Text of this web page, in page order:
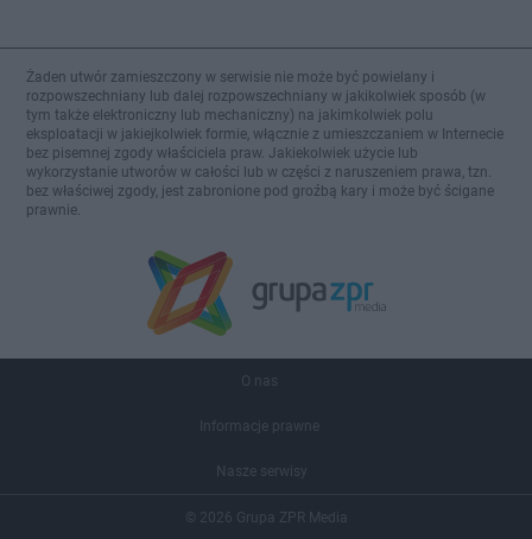
Żaden utwór zamieszczony w serwisie nie może być powielany i
rozpowszechniany lub dalej rozpowszechniany w jakikolwiek sposób (w
tym także elektroniczny lub mechaniczny) na jakimkolwiek polu
eksploatacji w jakiejkolwiek formie, włącznie z umieszczaniem w Internecie
bez pisemnej zgody właściciela praw. Jakiekolwiek użycie lub
wykorzystanie utworów w całości lub w części z naruszeniem prawa, tzn.
bez właściwej zgody, jest zabronione pod groźbą kary i może być ścigane
prawnie.
O nas
Informacje prawne
Nasze serwisy
© 2026 Grupa ZPR Media